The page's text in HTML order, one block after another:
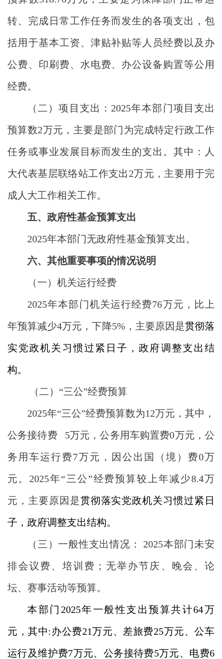
转、完成日常工作任务而发生的各项支出，包
括用于基本工资、津贴补贴等人员经费以及办
公费、印刷费、水电费、办公设备购置等公用
经费。
（二）项目支出：2025年本部门项目支出
预算数2万元，主要是部门为完成特定行政工作
任务或事业发展目标而发生的支出。其中：人
大代表基层联络站工作支出2万元，主要用于完
成人大工作相关工作。
五、政府性基金预算支出
2025年本部门无政府性基金预算支出。
六、其他重要事项的情况说明
（一）机关运行经费
2025年本部门机关运行经费76万元，比上
年预算减少4万元，下降5%，主要原因是贯彻落
实党政机关习惯过紧日子，政府调整支出结
构。
（二）“三公”经费预算
2025年“三公”经费预算数为12万元，其中，
公务接待费 5万元，公务用车购置费0万元，公
务用车运行费7万元，因公出国（境）费0万
元。2025年“三公”经费预算较上年减少8.4万
元，主要原因是贯彻落实党政机关习惯过紧日
子，政府调整支出结构。
（三）一般性支出情况： 2025本部门未安
排会议费、培训费；无举办节庆、晚会、论
坛、赛事活动等预算。
本部门2025年一般性支出预算共计64万
元，其中:办公费21万元、差旅费25万元、公车
运行及维护费7万元、公务接待费5万元、电费6